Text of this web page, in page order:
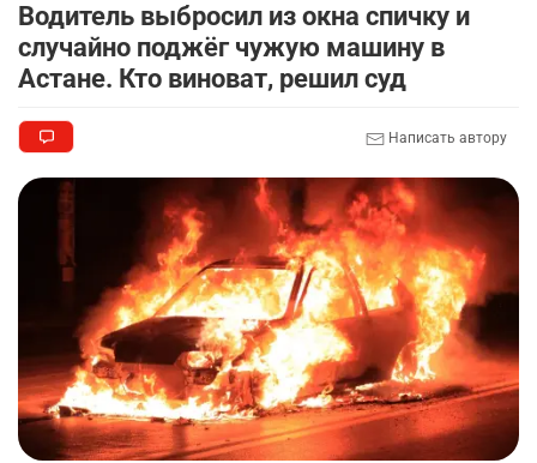
Водитель выбросил из окна спичку и
случайно поджёг чужую машину в
Астане. Кто виноват, решил суд
Написать автору